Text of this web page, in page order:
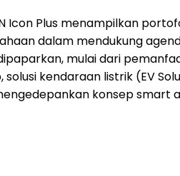
Icon Plus menampilkan
dalam mendukung
mulai dari
solusi kendaraan listrik (EV
konsep smart